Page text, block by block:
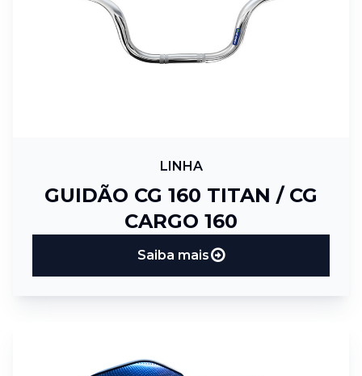
LINHA
GUIDÃO CG 160 TITAN / CG
CARGO 160
Saiba mais